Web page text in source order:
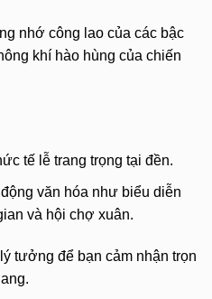
nhớ công lao của các bậc
khí hào hùng của chiến
tế lễ trang trọng tại đền.
văn hóa như biểu diễn
và hội chợ xuân.
tưởng để bạn cảm nhận trọn